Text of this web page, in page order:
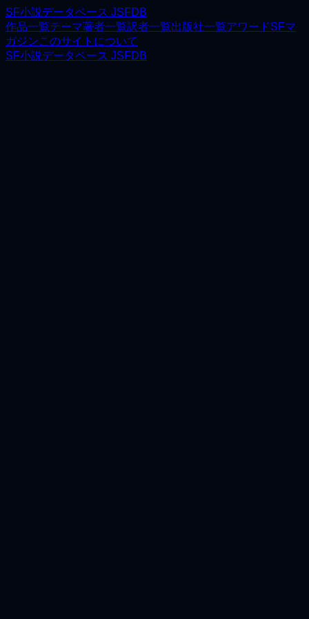
SF小説データベース JSFDB
作品一覧テーマ著者一覧訳者一覧出版社一覧アワードSFマ
ガジンこのサイトについて
SF小説データベース JSFDB